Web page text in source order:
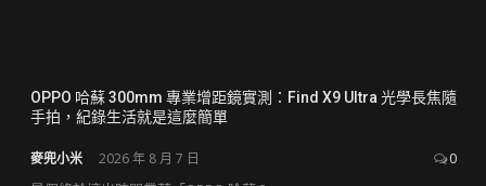
OPPO 哈蘇 300mm 專業增距鏡實測：Find X9 Ultra 光學長焦隨
手拍，紀錄生活就是這麼簡單
麥兜小米 2026 年 8 月 7 日 0